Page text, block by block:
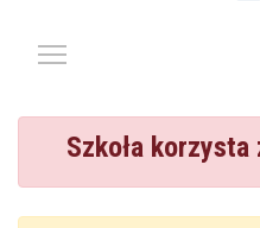
Szkoła korzysta